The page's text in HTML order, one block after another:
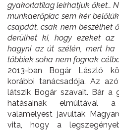
gyakorlatilag leírhatjuk őket…
munkaerőpiac sem kér
csapdát, csak nem beszélhet
derülhet ki, hogy ezeket az
hagyni az út szélén, mert
többiek soha nem fognak
2013-ban Bogár László
korábbi tanácsadója. Az
látszik Bogár szavait. Bár a
hatásainak elmúltával
valamelyest javultak
vita, hogy a